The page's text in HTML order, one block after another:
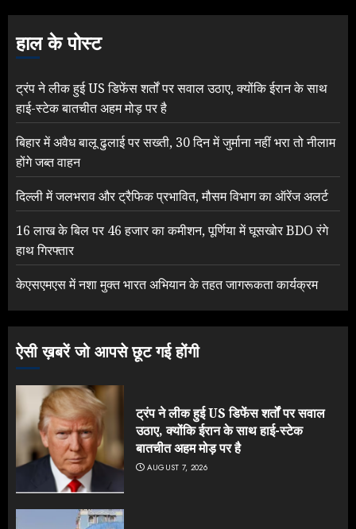
हाल के पोस्ट
ट्रंप ने लीक हुई US डिफेंस शर्तों पर सवाल उठाए, क्योंकि ईरान के साथ
हाई-स्टेक बातचीत अहम मोड़ पर है
बिहार में अवैध बालू ढुलाई पर सख्ती, 30 दिन में जुर्माना नहीं भरा तो नीलाम
होंगे जब्त वाहन
दिल्ली में जलभराव और ट्रैफिक प्रभावित, मौसम विभाग का ऑरेंज अलर्ट
16 लाख के बिल पर 46 हजार का कमीशन, पूर्णिया में घूसखोर BDO रंगे
हाथ गिरफ्तार
केएसएमएस में नशा मुक्त भारत अभियान के तहत जागरूकता कार्यक्रम
ऐसी ख़बरें जो आपसे छूट गई होंगी
ट्रंप ने लीक हुई US डिफेंस शर्तों पर सवाल
उठाए, क्योंकि ईरान के साथ हाई-स्टेक
बातचीत अहम मोड़ पर है
AUGUST 7, 2026